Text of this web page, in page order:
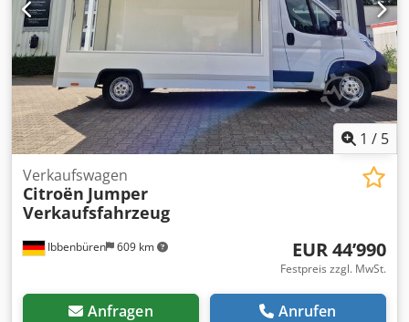
1 / 5
Ibbenbüren 609 km
Verkaufswagen
Citroën Jumper
Verkaufsfahrzeug
EUR 44’990
Festpreis zzgl. MwSt.
Anfragen Anrufen